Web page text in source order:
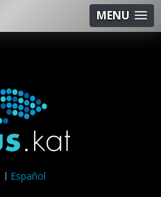
MENU
Español